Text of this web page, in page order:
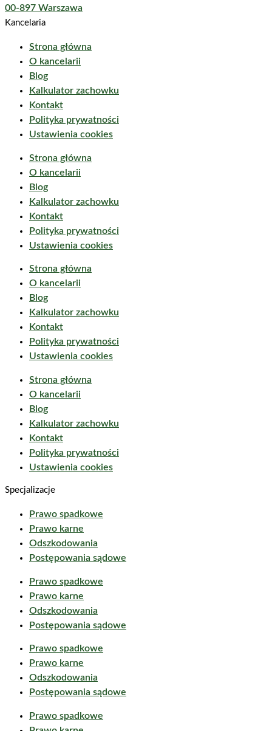
00-897 Warszawa
Kancelaria
Strona główna
O kancelarii
Blog
Kalkulator zachowku
Kontakt
Polityka prywatności
Ustawienia cookies
Strona główna
O kancelarii
Blog
Kalkulator zachowku
Kontakt
Polityka prywatności
Ustawienia cookies
Strona główna
O kancelarii
Blog
Kalkulator zachowku
Kontakt
Polityka prywatności
Ustawienia cookies
Strona główna
O kancelarii
Blog
Kalkulator zachowku
Kontakt
Polityka prywatności
Ustawienia cookies
Specjalizacje
Prawo spadkowe
Prawo karne
Odszkodowania
Postępowania sądowe
Prawo spadkowe
Prawo karne
Odszkodowania
Postępowania sądowe
Prawo spadkowe
Prawo karne
Odszkodowania
Postępowania sądowe
Prawo spadkowe